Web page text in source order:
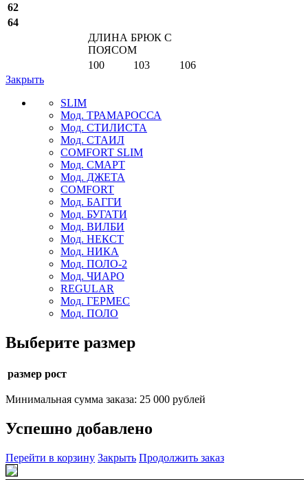
62
64
ДЛИНА БРЮК С
ПОЯСОМ
100
103
106
Закрыть
SLIM
Мод. ТРАМАРОССА
Мод. СТИЛИСТА
Мод. СТАИЛ
COMFORT SLIM
Мод. СМАРТ
Мод. ДЖЕТА
COMFORT
Мод. БАГГИ
Мод. БУГАТИ
Мод. ВИЛБИ
Мод. НЕКСТ
Мод. НИКА
Мод. ПОЛО-2
Мод. ЧИАРО
REGULAR
Мод. ГЕРМЕС
Мод. ПОЛО
Выберите размер
размер рост
Минимальная сумма заказа: 25 000 рублей
Успешно добавлено
Перейти в корзину Закрыть Продолжить заказ